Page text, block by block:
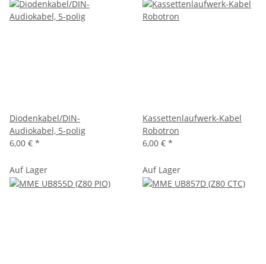
Diodenkabel/DIN-
Audiokabel, 5-polig
6,00 € *
Kassettenlaufwerk-Kabel
Robotron
6,00 € *
Auf Lager Auf Lager